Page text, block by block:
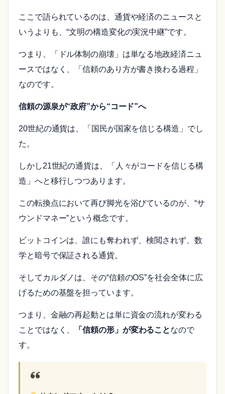
ここで語られているのは、通貨や経済のニュースと
いうよりも、“文明の構造変化の実況中継”です。
つまり、「ドル体制の崩壊」は単なる地政経済ニュ
ースではなく、「信頼のあり方が書き換わる過程」
なのです。
信頼の源泉が“政府”から“コード”へ
20世紀の通貨は、「国民が国家を信じる構造」でし
た。
しかし21世紀の通貨は、「人々がコードを信じる構
造」へと移行しつつあります。
この転換点において再び脚光を浴びているのが、“サ
ウンドマネー”という概念です。
ビットコインは、誰にも奪われず、検閲されず、数
学と暗号で保証される通貨。
そしてカルダノは、その“信頼のOS”を社会全体に広
げるための基盤を担っています。
つまり、金融の再起動とは単に資金の流れが変わる
ことではなく、
「信頼の形」が変わることなので
す。